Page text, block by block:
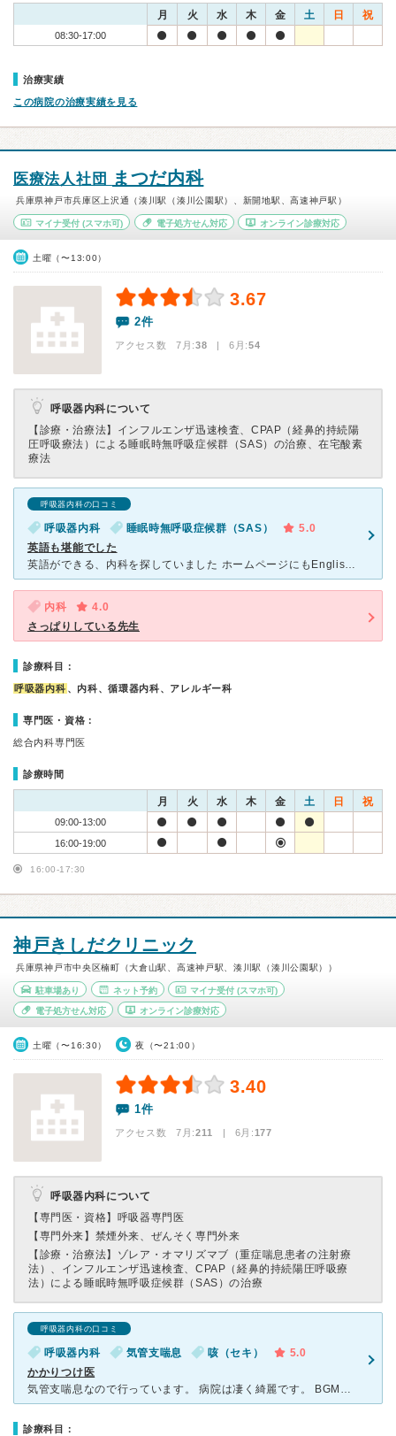
月 火 水 木 金 土 日 祝
08:30-17:00
治療実績
この病院の治療実績を見る
医療法人社団 まつだ内科
兵庫県神戸市兵庫区上沢通（湊川駅（湊川公園駅）、新開地駅、高速神戸駅）
マイナ受付 (スマホ可) 電子処方せん対応 オンライン診療対応
土曜（〜13:00）
3.67
2件
アクセス数 7月:38 | 6月:54
呼吸器内科について
【診療・治療法】 インフルエンザ迅速検査、CPAP（経鼻的持続陽
圧呼吸療法）による睡眠時無呼吸症候群（SAS）の治療、在宅酸素
療法
呼吸器内科の口コミ
呼吸器内科 睡眠時無呼吸症候群（SAS）
5.0
英語も堪能でした
英語ができる、内科を探していました ホームページにもEnglish speaker受け入れますと書いてあり、期待して受診しました 日本語があまり出来ない夫の受診でした 院内は、本当にとても綺麗で
内科
4.0
さっぱりしている先生
診療科目：
呼吸器内科 、内科、循環器内科、アレルギー科
専門医・資格：
総合内科専門医
診療時間
月 火 水 木 金 土 日 祝
09:00-13:00
16:00-19:00
16:00-17:30
神戸きしだクリニック
兵庫県神戸市中央区楠町（大倉山駅、高速神戸駅、湊川駅（湊川公園駅））
駐車場あり ネット予約 マイナ受付 (スマホ可)
電子処方せん対応 オンライン診療対応
土曜（〜16:30） 夜（〜21:00）
3.40
1件
アクセス数 7月:211 | 6月:177
呼吸器内科について
【専門医・資格】 呼吸器専門医
【専門外来】 禁煙外来、ぜんそく専門外来
【診療・治療法】 ゾレア・オマリズマブ（重症喘息患者の注射療
法）、インフルエンザ迅速検査、CPAP（経鼻的持続陽圧呼吸療
法）による睡眠時無呼吸症候群（SAS）の治療
呼吸器内科の口コミ
呼吸器内科 気管支喘息 咳（セキ）
5.0
かかりつけ医
気管支喘息なので行っています。 病院は凄く綺麗です。 BGMも流れててお洒落です。 受付の方も看護師さんも、先生も、親切です。 いつも、わたしは、予約なので。とても明るい雰囲気のある病院です。
診療科目：